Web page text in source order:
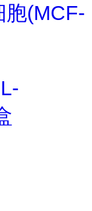
胞(MCF-